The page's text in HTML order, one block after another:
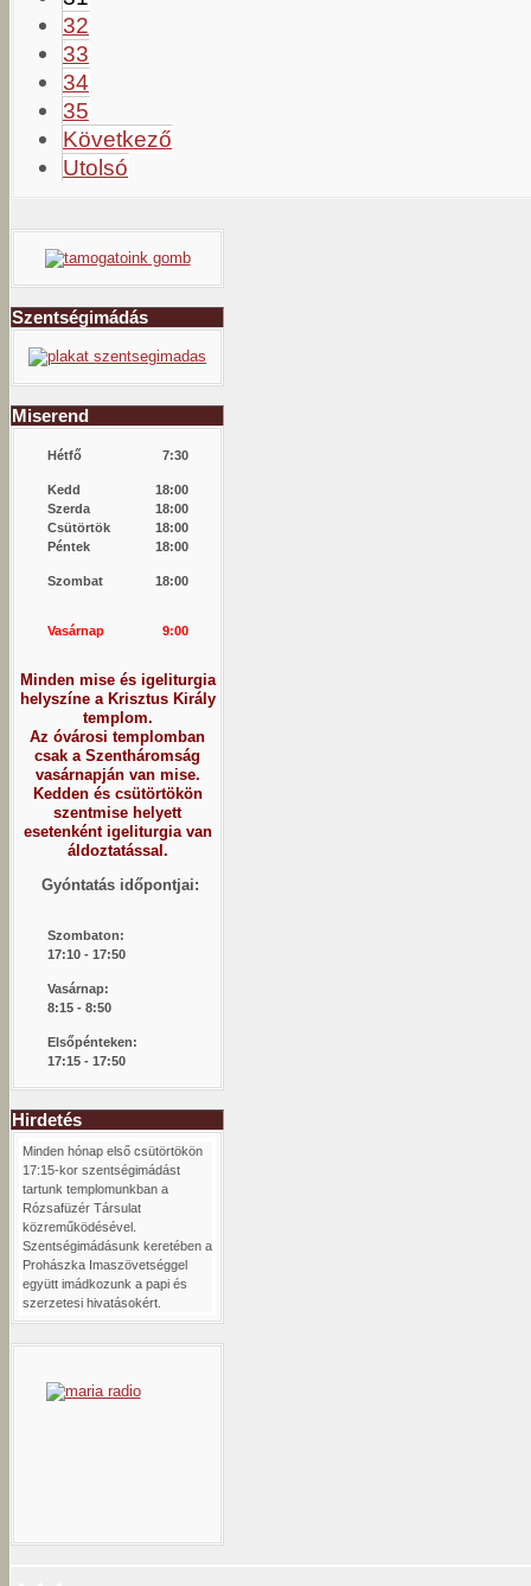
32
33
34
35
Következő
Utolsó
Szentségimádás
Miserend
Hétfő 7:30
Kedd
18:00
Szerda
18:00
Csütörtök
18:00
Péntek
18:00
Szombat 18:00
Vasárnap 9:00
Minden mise és igeliturgia
helyszíne a Krisztus Király
templom.
Az óvárosi templomban
csak a Szentháromság
vasárnapján van mise.
Kedden és csütörtökön
szentmise helyett
esetenként igeliturgia van
áldoztatással.
Gyóntatás időpontjai:
Szombaton:
17:10 - 17:50
Vasárnap:
8:15 - 8:50
Elsőpénteken:
17:15 - 17:50
Hirdetés
Minden hónap első csütörtökön
17:15-kor szentségimádást
tartunk templomunkban a
Rózsafüzér Társulat
közreműködésével.
Szentségimádásunk keretében a
Prohászka Imaszövetséggel
együtt imádkozunk a papi és
szerzetesi hivatásokért.